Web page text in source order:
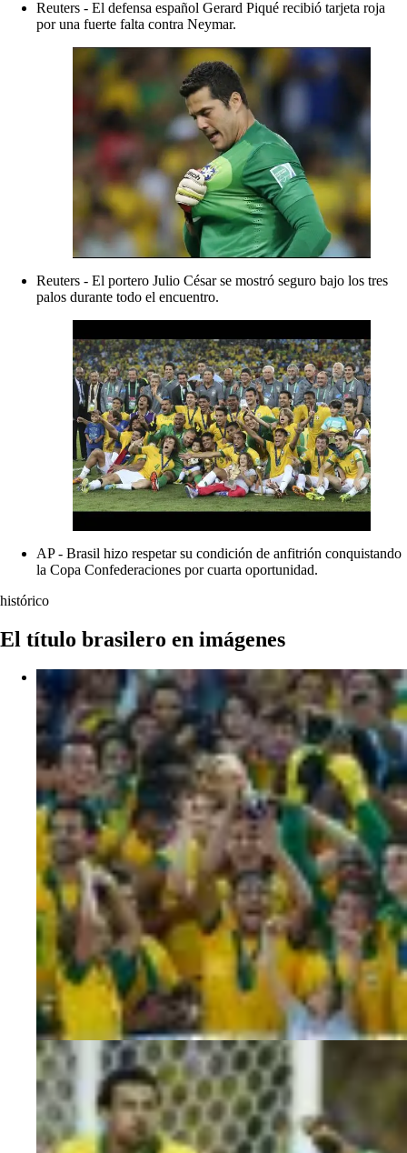
Reuters - El defensa español Gerard Piqué recibió tarjeta roja
por una fuerte falta contra Neymar.
Reuters - El portero Julio César se mostró seguro bajo los tres
palos durante todo el encuentro.
AP - Brasil hizo respetar su condición de anfitrión conquistando
la Copa Confederaciones por cuarta oportunidad.
histórico
El título brasilero en imágenes